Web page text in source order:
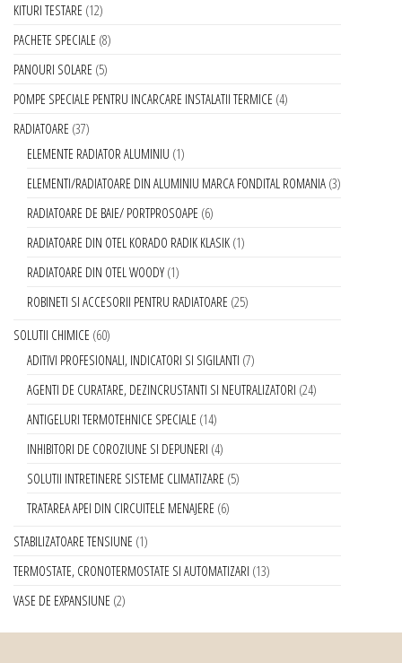
KITURI TESTARE 12
PACHETE SPECIALE 8
PANOURI SOLARE 5
POMPE SPECIALE PENTRU INCARCARE INSTALATII TERMICE 4
RADIATOARE 37
ELEMENTE RADIATOR ALUMINIU 1
ELEMENTI/RADIATOARE DIN ALUMINIU MARCA FONDITAL ROMANIA 3
RADIATOARE DE BAIE/ PORTPROSOAPE 6
RADIATOARE DIN OTEL KORADO RADIK KLASIK 1
RADIATOARE DIN OTEL WOODY 1
ROBINETI SI ACCESORII PENTRU RADIATOARE 25
SOLUTII CHIMICE 60
ADITIVI PROFESIONALI, INDICATORI SI SIGILANTI 7
AGENTI DE CURATARE, DEZINCRUSTANTI SI NEUTRALIZATORI 24
ANTIGELURI TERMOTEHNICE SPECIALE 14
INHIBITORI DE COROZIUNE SI DEPUNERI 4
SOLUTII INTRETINERE SISTEME CLIMATIZARE 5
TRATAREA APEI DIN CIRCUITELE MENAJERE 6
STABILIZATOARE TENSIUNE 1
TERMOSTATE, CRONOTERMOSTATE SI AUTOMATIZARI 13
VASE DE EXPANSIUNE 2